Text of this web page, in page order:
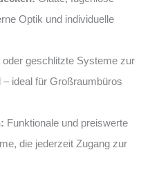
Optik und individuelle
oder geschlitzte Systeme zur
ideal für Großraumbüros
Funktionale und preiswerte
die jederzeit Zugang zur